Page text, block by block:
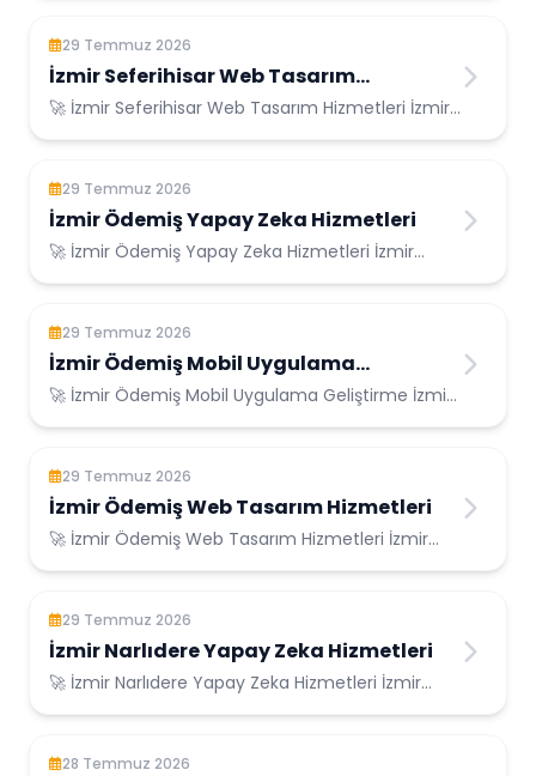
29 Temmuz 2026
İzmir Seferihisar Web Tasarım
Hizmetleri
🚀 İzmir Seferihisar Web Tasarım Hizmetleri İzmir
29 Temmuz 2026
İzmir Ödemiş Yapay Zeka Hizmetleri
🚀 İzmir Ödemiş Yapay Zeka Hizmetleri İzmir
29 Temmuz 2026
İzmir Ödemiş Mobil Uygulama
Geliştirme
🚀 İzmir Ödemiş Mobil Uygulama Geliştirme İzmir
29 Temmuz 2026
İzmir Ödemiş Web Tasarım Hizmetleri
🚀 İzmir Ödemiş Web Tasarım Hizmetleri İzmir
29 Temmuz 2026
İzmir Narlıdere Yapay Zeka Hizmetleri
🚀 İzmir Narlıdere Yapay Zeka Hizmetleri İzmir
28 Temmuz 2026